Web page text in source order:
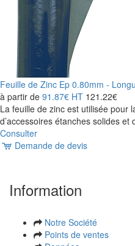
Feuille de Zinc Ep 0.80mm -
à partir de 91.87€ HT 121.22€
La feuille de zinc est utilisée pour
d’accessoires étanches solides et
Consulter
Demande de devis
Information
Notre Société
Points de ventes